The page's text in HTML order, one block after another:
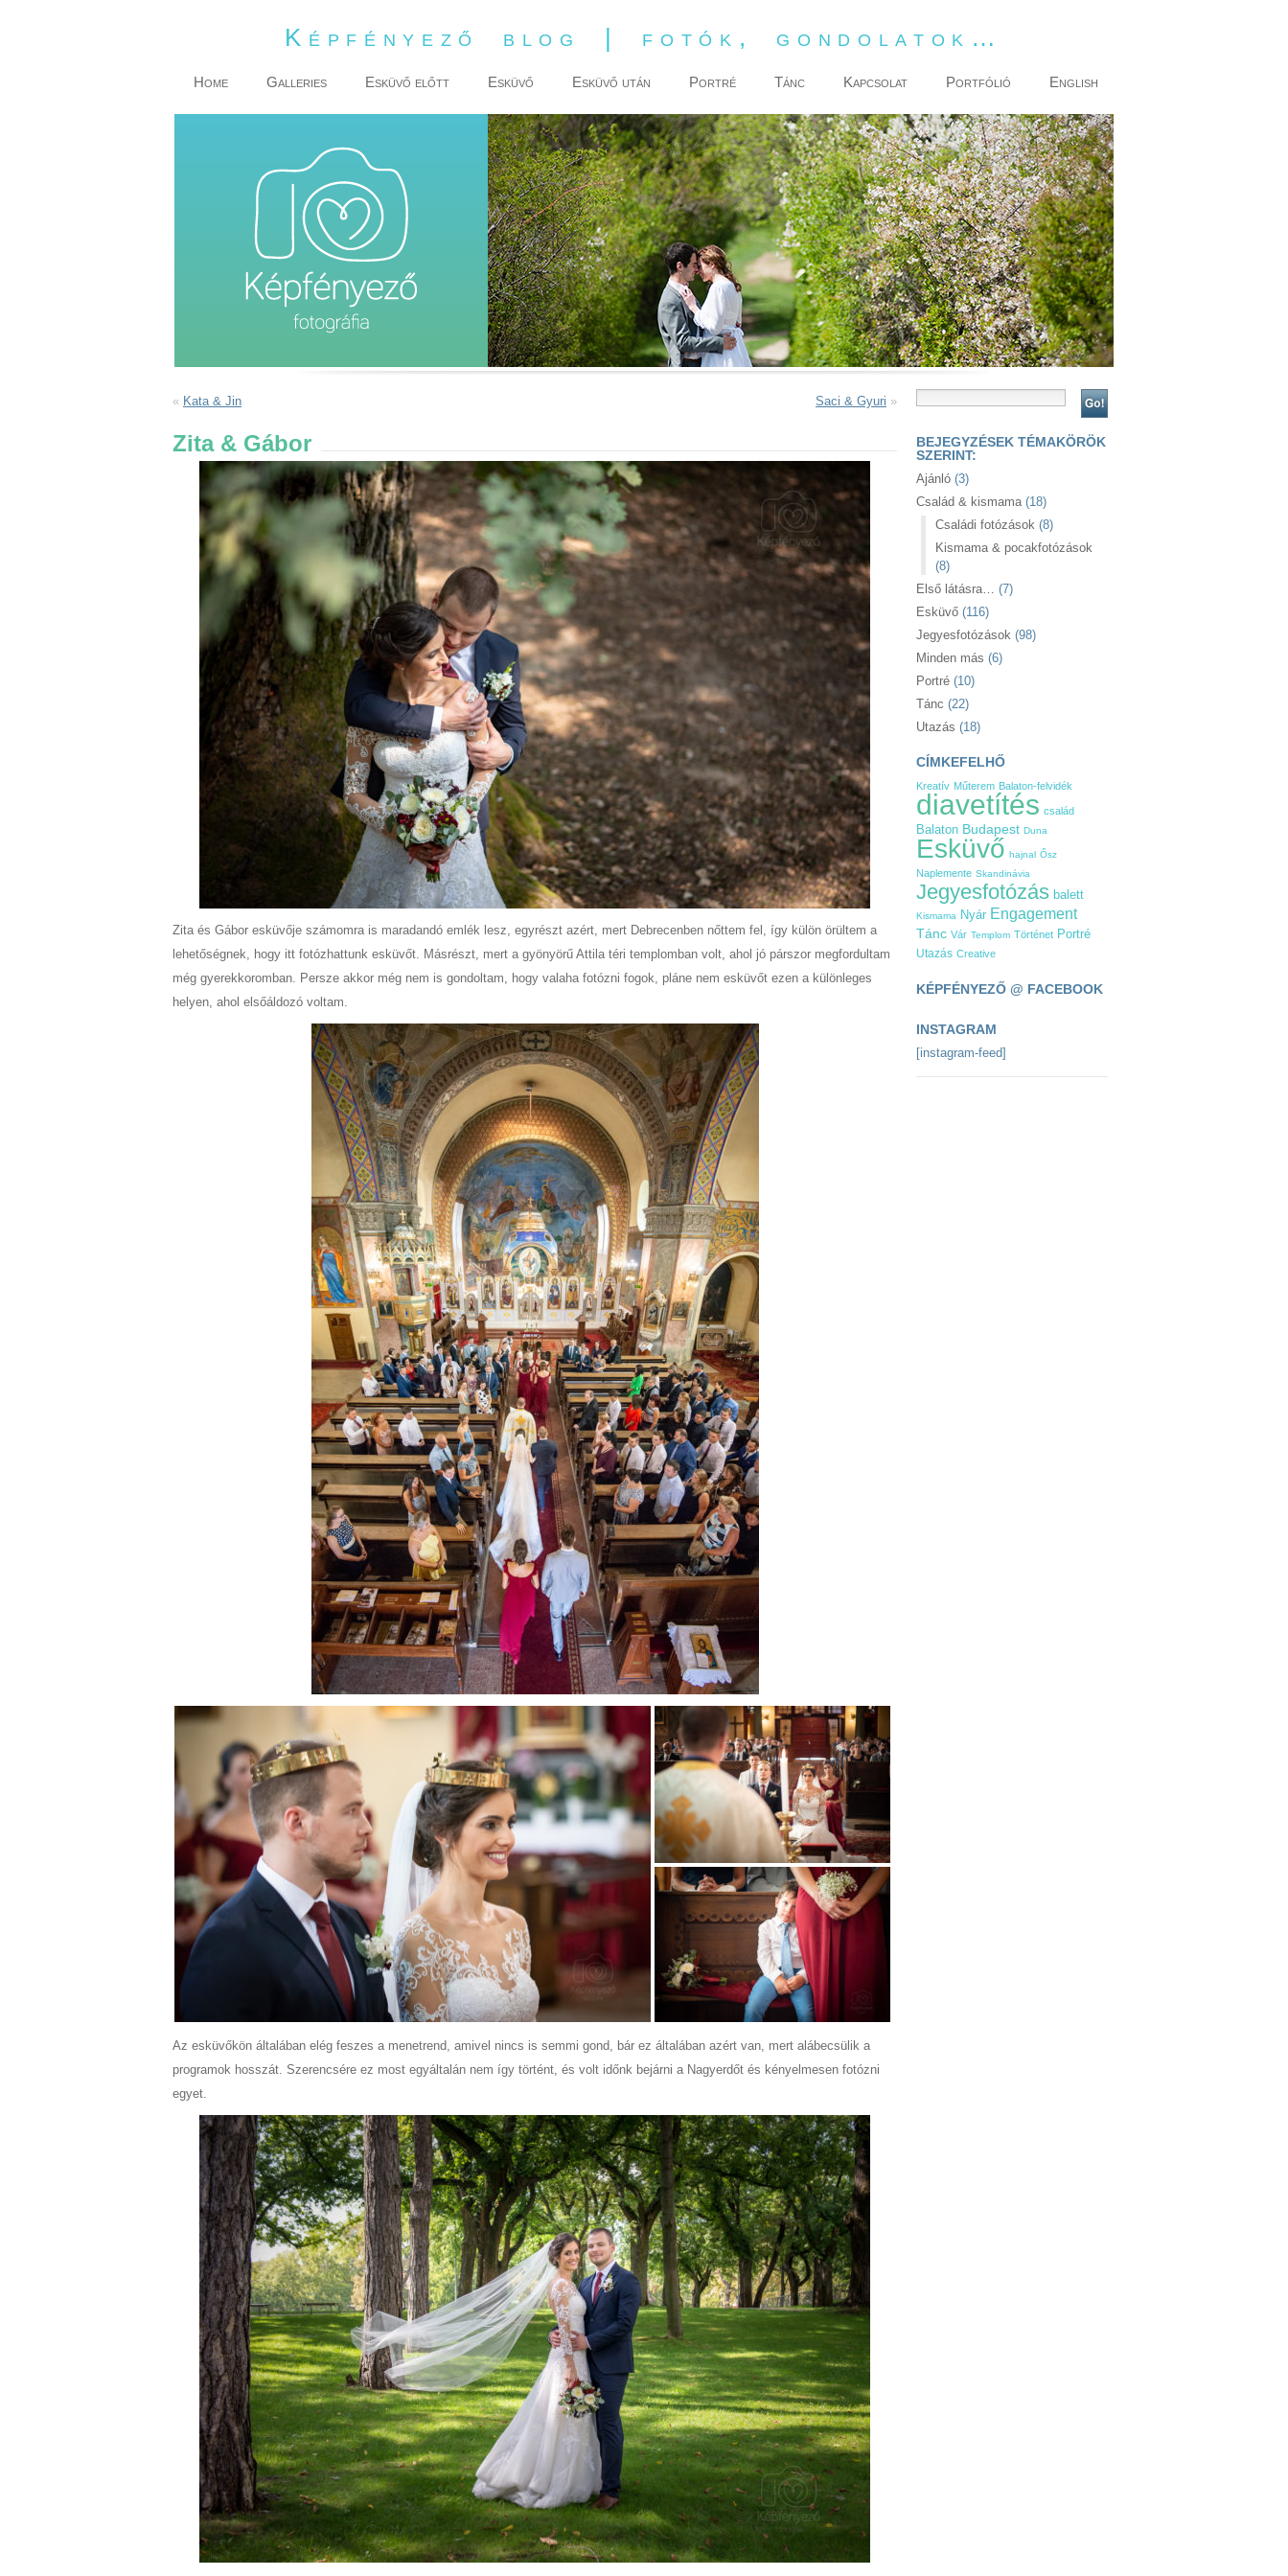
Képfényező blog | fotók, gondolatok…
Home Galleries Esküvő előtt Esküvő Esküvő után Portré Tánc Kapcsolat Portfólió English
« Kata & Jin Saci & Gyuri »
Zita & Gábor
Zita és Gábor esküvője számomra is maradandó emlék lesz, egyrészt azért, mert Debrecenben nőttem fel, így külön örültem a
lehetőségnek, hogy itt fotózhattunk esküvőt. Másrészt, mert a gyönyörű Attila téri templomban volt, ahol jó párszor megfordultam
még gyerekkoromban. Persze akkor még nem is gondoltam, hogy valaha fotózni fogok, pláne nem esküvőt ezen a különleges
helyen, ahol elsőáldozó voltam.
Az esküvőkön általában elég feszes a menetrend, amivel nincs is semmi gond, bár ez általában azért van, mert alábecsülik a
programok hosszát. Szerencsére ez most egyáltalán nem így történt, és volt időnk bejárni a Nagyerdőt és kényelmesen fotózni
egyet.
BEJEGYZÉSEK TÉMAKÖRÖK
SZERINT:
Ajánló (3)
Család & kismama(18)
Családi fotózások (8)
Kismama & pocakfotózások
(8)
Első látásra… (7)
Esküvő (116)
Jegyesfotózások (98)
Minden más (6)
Portré (10)
Tánc (22)
Utazás (18)
CÍMKEFELHŐ
Kreatív Műterem Balaton-felvidék
diavetítés család
Balaton Budapest Duna
Esküvő hajnal Ősz
Naplemente Skandinávia
Jegyesfotózás balett
Kismama Nyár Engagement
Tánc Vár Templom Történet Portré
Utazás Creative
KÉPFÉNYEZŐ @ FACEBOOK
INSTAGRAM
[instagram-feed]